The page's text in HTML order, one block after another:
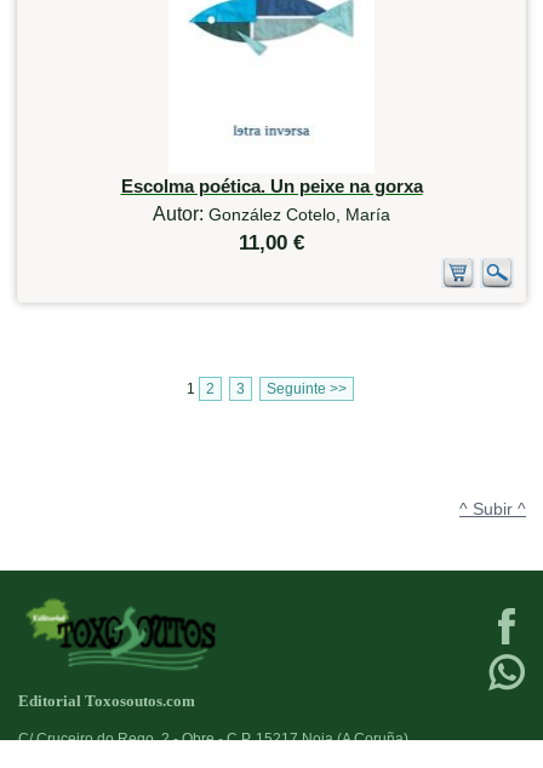
Escolma poética. Un peixe na gorxa
Autor: González Cotelo, María
11,00 €
1 2 3 Seguinte >>
^ Subir ^
Editorial Toxosoutos.com
C/ Cruceiro do Rego, 2 - Obre - C.P. 15217 Noia (A Coruña)